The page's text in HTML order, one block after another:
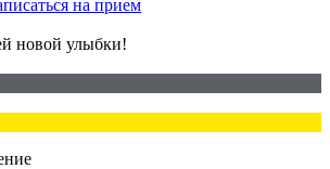
на прием
новой улыбки!